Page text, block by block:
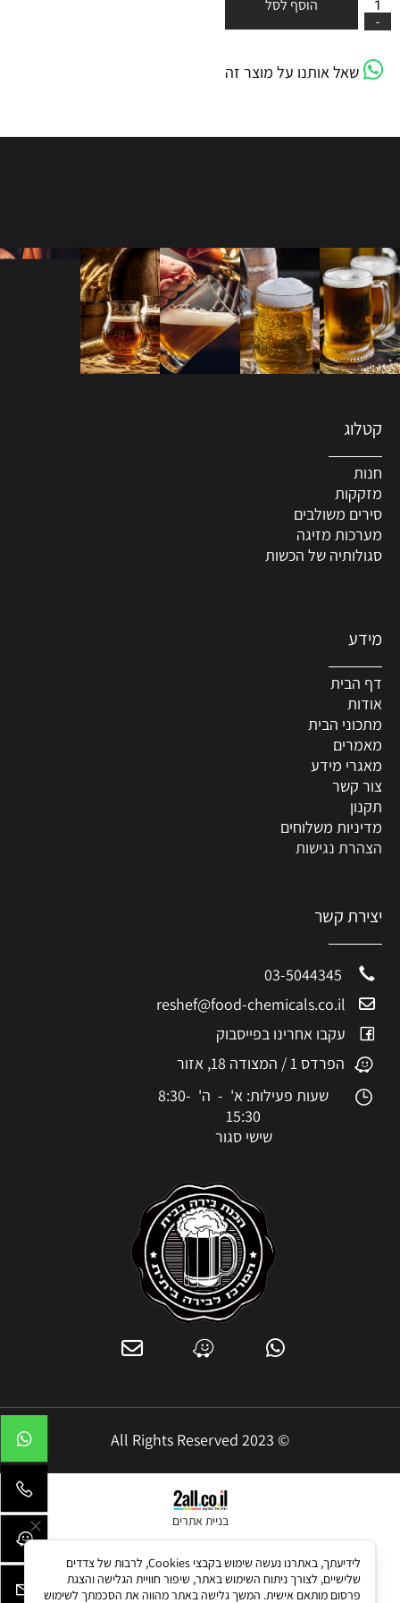
הוסף לסל
שאל אותנו על מוצר זה
קטלוג
חנות
מזקקות
סירים משולבים
מערכות מזיגה
סגולותיה של הכשות
מידע
דף הבית
אודות
מתכוני הבית
מאמרים
מאגרי מידע
צור קשר
תקנון
מדיניות משלוחים
הצהרת נגישות
יצירת קשר
reshef@food-chemicals.co.il
עקבו אחרינו בפייסבוק
הפרדס 1 / המצודה 18, אזור
שעות פעילות: א' - ה' 8:30-
15:30
שישי סגור
© 2023 All Rights Reserved
בניית אתרים
לידיעתך, באתרנו נעשה שימוש בקבצי Cookies, לרבות של צדדים
שלישיים, לצורך ניתוח השימוש באתר, שיפור חוויית הגלישה והצגת
פרסום מותאם אישית. המשך גלישה באתר מהווה את הסכמתך לשימוש